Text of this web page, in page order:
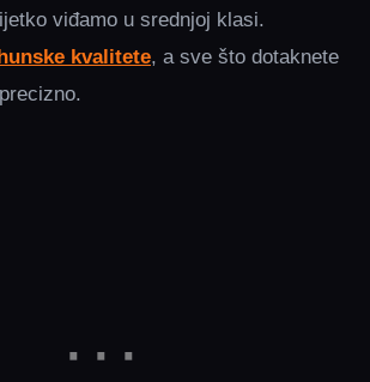
viđamo u srednjoj klasi.
kvalitete, a sve što dotaknete